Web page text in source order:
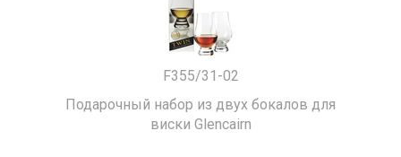
F355/31-02
Подарочный набор из двух бокалов для
виски Glencairn